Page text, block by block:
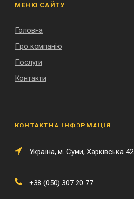
МЕНЮ САЙТУ
Головна
Про компанію
Послуги
Контакти
КОНТАКТНА ІНФОРМАЦІЯ
Українa, м. Суми, Харківська 42
+38 (050) 307 20 77